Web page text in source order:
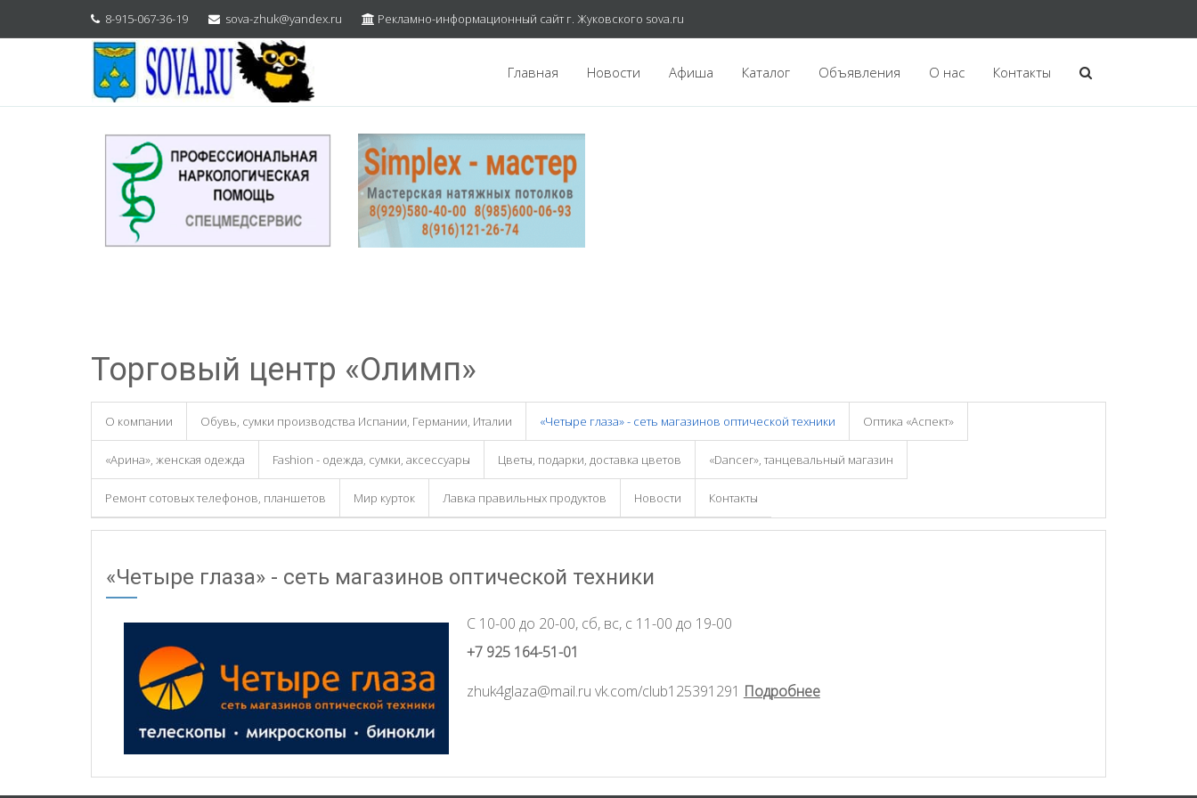
8-915-067-36-19 sova-zhuk@yandex.ru Рекламно-информационный сайт г. Жуковского sova.ru
Главная Новости Афиша Каталог Объявления О нас Контакты
Торговый центр «Олимп»
О компании Обувь, сумки производства Испании, Германии, Италии «Четыре глаза» - сеть магазинов оптической техники Оптика «Аспект»
«Арина», женская одежда Fashion - одежда, сумки, аксессуары Цветы, подарки, доставка цветов «Dancer», танцевальный магазин
Ремонт сотовых телефонов, планшетов Мир курток Лавка правильных продуктов Новости Контакты
«Четыре глаза» - сеть магазинов оптической техники
С 10-00 до 20-00, сб, вс, с 11-00 до 19-00
+7 925 164-51-01
zhuk4glaza@mail.ru vk.com/club125391291 Подробнее